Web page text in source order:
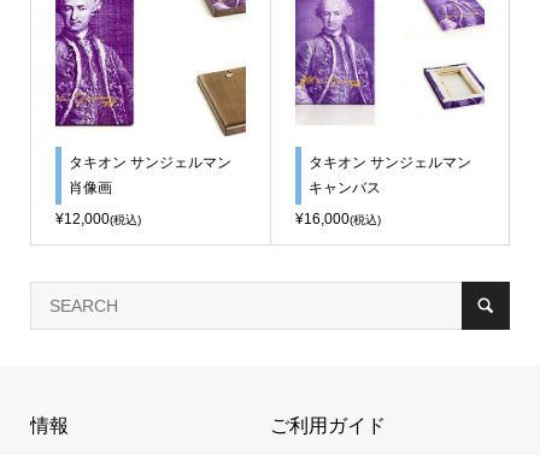
タキオン サンジェルマン
肖像画
¥12,000(税込)
タキオン サンジェルマン
キャンバス
¥16,000(税込)
情報 ご利用ガイド